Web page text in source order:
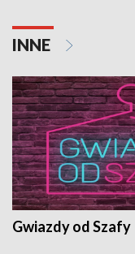
INNE
Gwiazdy od Szafy